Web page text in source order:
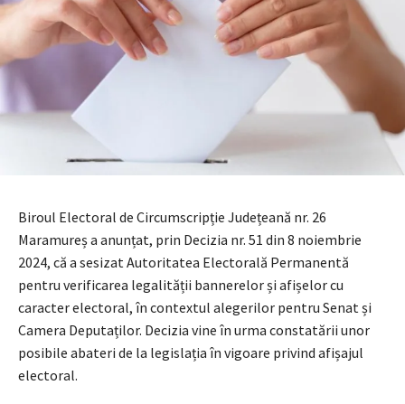
Biroul Electoral de Circumscripție Județeană nr. 26
Maramureș a anunțat, prin Decizia nr. 51 din 8 noiembrie
2024, că a sesizat Autoritatea Electorală Permanentă
pentru verificarea legalității bannerelor și afișelor cu
caracter electoral, în contextul alegerilor pentru Senat și
Camera Deputaților. Decizia vine în urma constatării unor
posibile abateri de la legislația în vigoare privind afișajul
electoral.